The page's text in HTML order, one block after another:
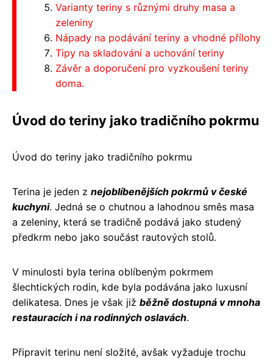
Varianty teriny s různými druhy masa a
zeleniny
Nápady na podávání teriny a vhodné přílohy
Tipy na skladování a uchování teriny
Závěr a doporučení pro vyzkoušení teriny
doma.
Úvod do teriny jako tradičního pokrmu
Úvod do teriny jako tradičního pokrmu
Terina je jeden z nejoblíbenějších pokrmů v české
kuchyni. Jedná se o chutnou a lahodnou směs masa
a zeleniny, která se tradičně podává jako studený
předkrm nebo jako součást rautových stolů.
V minulosti byla terina oblíbeným pokrmem
šlechtických rodin, kde byla podávána jako luxusní
delikatesa. Dnes je však již běžně dostupná v mnoha
restauracích i na rodinných oslavách.
Připravit terinu není složité, avšak vyžaduje trochu